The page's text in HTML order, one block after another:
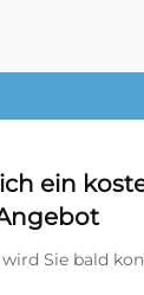
ein
Sie bald